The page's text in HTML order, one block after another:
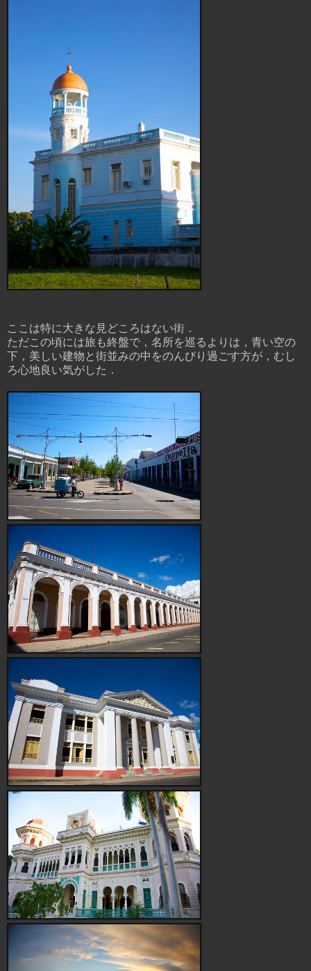
ここは特に大きな見どころはない街．
ただこの頃には旅も終盤で，名所を巡るよりは，青い空の
下，美しい建物と街並みの中をのんびり過ごす方が，むし
ろ心地良い気がした．